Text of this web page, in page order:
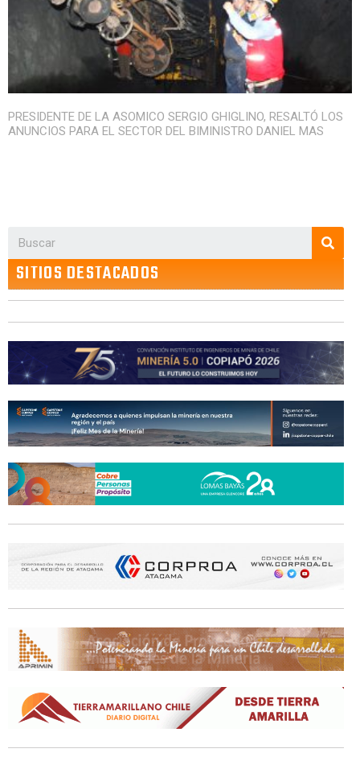
PRESIDENTE DE LA ASOMICO SERGIO GHIGLINO, RESALTÓ LOS
ANUNCIOS PARA EL SECTOR DEL BIMINISTRO DANIEL MAS
SITIOS DESTACADOS